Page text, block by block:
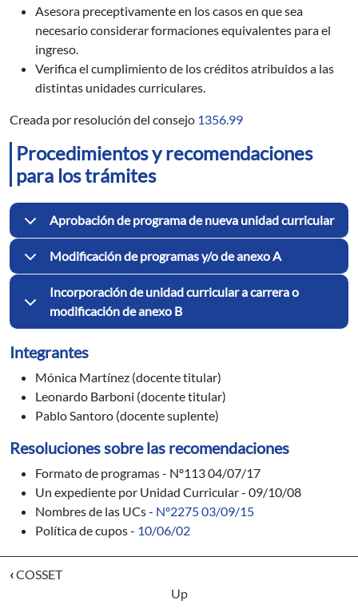
Asesora preceptivamente en los casos en que sea
necesario considerar formaciones equivalentes para el
ingreso.
Verifica el cumplimiento de los créditos atribuidos a las
distintas unidades curriculares.
Creada por resolución del consejo 1356.99
Procedimientos y recomendaciones
para los trámites
Aprobación de programa de nueva unidad curricular
Modificación de programas y/o de anexo A
Incorporación de unidad curricular a carrera o
modificación de anexo B
Integrantes
Mónica Martínez (docente titular)
Leonardo Barboni (docente titular)
Pablo Santoro (docente suplente)
Resoluciones sobre las recomendaciones
Formato de programas - Nº113 04/07/17
Un expediente por Unidad Curricular - 09/10/08
Nombres de las UCs - Nº2275 03/09/15
Política de cupos - 10/06/02
‹COSSET
Up